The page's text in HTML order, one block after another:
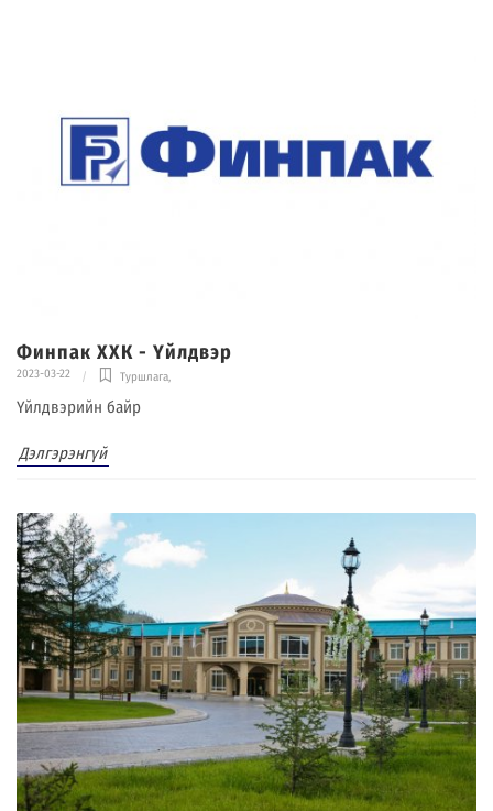
Финпак ХХК - Үйлдвэр
2023-03-22 Туршлага,
Үйлдвэрийн байр
Дэлгэрэнгүй